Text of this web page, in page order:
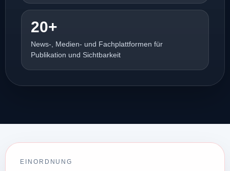
20+
News-, Medien- und Fachplattformen für
Publikation und Sichtbarkeit
EINORDNUNG